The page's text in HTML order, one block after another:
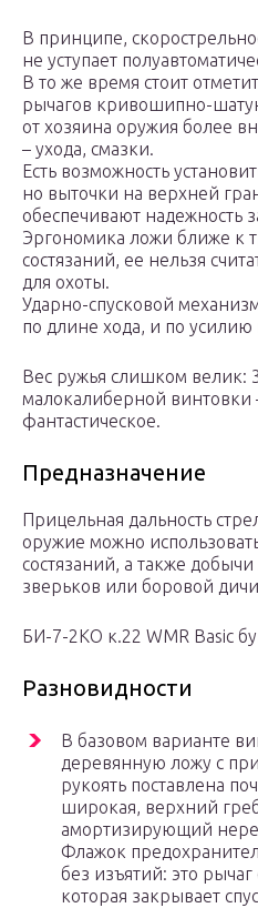
В принципе,
не уступает
В то же время стоит
рычагов кривошипно-
от хозяина оружия более
– ухода, смазки.
Есть возможность
но выточки на верхней
обеспечивают надежность
Эргономика ложи ближе к
состязаний, ее нельзя
для охоты.
Ударно-спусковой
по длине хода, и по
Вес ружья слишком велик:
малокалиберной винтовки
фантастическое.
Предназначение
Прицельная дальность
оружие можно
состязаний, а также
зверьков или боровой
БИ-7-2КО к.22 WMR Basic
Разновидности
В базовом варианте
деревянную ложу с
рукоять поставлена
широкая, верхний
амортизирующий
Флажок
без изъятий: это
которая закрывает